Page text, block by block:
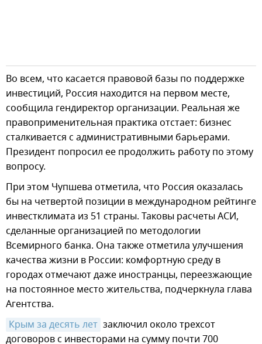
Во всем, что касается правовой базы по поддержке
инвестиций, Россия находится на первом месте,
сообщила гендиректор организации. Реальная же
правоприменительная практика отстает: бизнес
сталкивается с административными барьерами.
Президент попросил ее продолжить работу по этому
вопросу.
При этом Чупшева отметила, что Россия оказалась
бы на четвертой позиции в международном рейтинге
инвестклимата из 51 страны. Таковы расчеты АСИ,
сделанные организацией по методологии
Всемирного банка. Она также отметила улучшения
качества жизни в России: комфортную среду в
городах отмечают даже иностранцы, переезжающие
на постоянное место жительства, подчеркнула глава
Агентства.
Крым за десять лет заключил около трехсот
договоров с инвесторами на сумму почти 700